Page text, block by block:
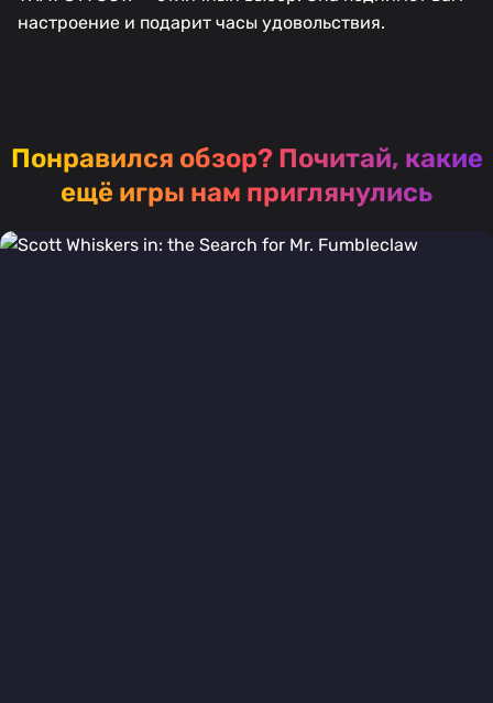
настроение и подарит часы удовольствия.
Понравился обзор? Почитай, какие
ещё игры нам приглянулись